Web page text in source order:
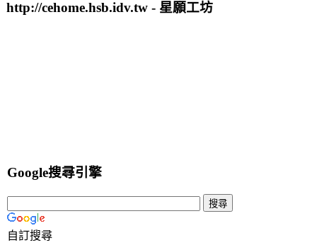
http://cehome.hsb.idv.tw - 星願工坊
Google搜尋引擎
自訂搜尋